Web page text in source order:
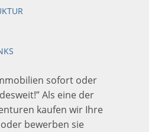
sofort oder
Als eine der
kaufen wir Ihre
bewerben sie